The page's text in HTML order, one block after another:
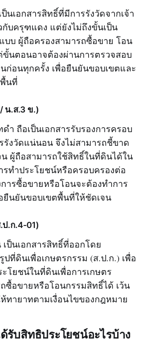
นเอกสารสิทธิ์ที่มีการรังวัดจากเจ้า
กับครุฑแดง แต่ยังไม่ถึงขั้นเป็น
บบ ผู้ถือครองสามารถซื้อขาย โอน
ขั้นตอนอาจต้องผ่านการตรวจสอบ
ก่อนทุกครั้ง เพื่อยืนยันขอบเขตและ
นที่
น.ส.3 ข.)
ำ ถือเป็นเอกสารรับรองการครอบ
รังวัดแน่นอน จึงไม่สามารถชี้ขาด
ผู้ถือสามารถใช้สิทธิ์ในที่ดินได้ใน
รทำประโยชน์หรือครอบครองต่อ
ารซื้อขายหรือโอนจะต้องทำการ
ยืนยันขอบเขตพื้นที่ให้ชัดเจน
ป.ก.4-01)
ป็นเอกสารสิทธิ์ที่ออกโดย
ปที่ดินเพื่อเกษตรกรรม (ส.ป.ก.) เพื่อ
โยชน์ในที่ดินเพื่อการเกษตร
ซื้อขายหรือโอนกรรมสิทธิ์ได้ เว้น
ทายาทตามเงื่อนไขของกฎหมาย
รับสิทธิประโยชน์อะไรบ้าง